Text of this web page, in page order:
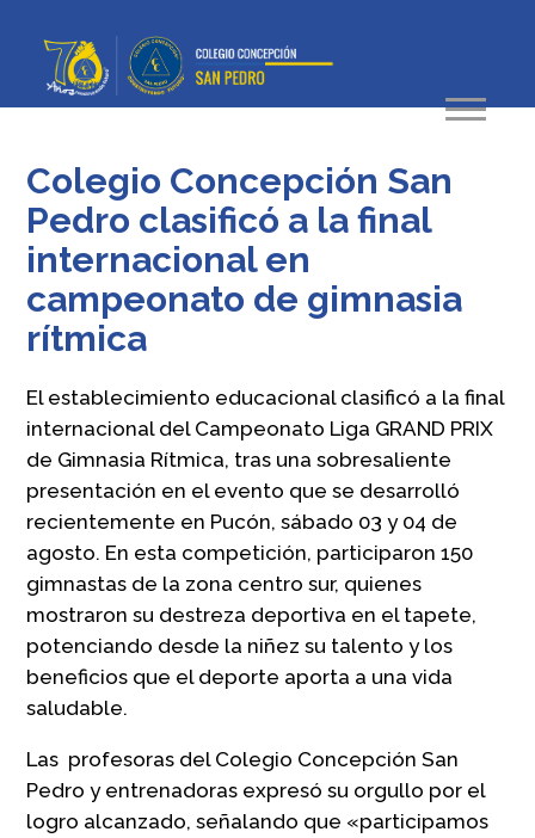
Colegio Concepción San
Pedro clasificó a la final
internacional en
campeonato de gimnasia
rítmica
El establecimiento educacional clasificó a la final
internacional del Campeonato Liga GRAND PRIX
de Gimnasia Rítmica, tras una sobresaliente
presentación en el evento que se desarrolló
recientemente en Pucón, sábado 03 y 04 de
agosto. En esta competición, participaron 150
gimnastas de la zona centro sur, quienes
mostraron su destreza deportiva en el tapete,
potenciando desde la niñez su talento y los
beneficios que el deporte aporta a una vida
saludable.
Las profesoras del Colegio Concepción San
Pedro y entrenadoras expresó su orgullo por el
logro alcanzado, señalando que «participamos